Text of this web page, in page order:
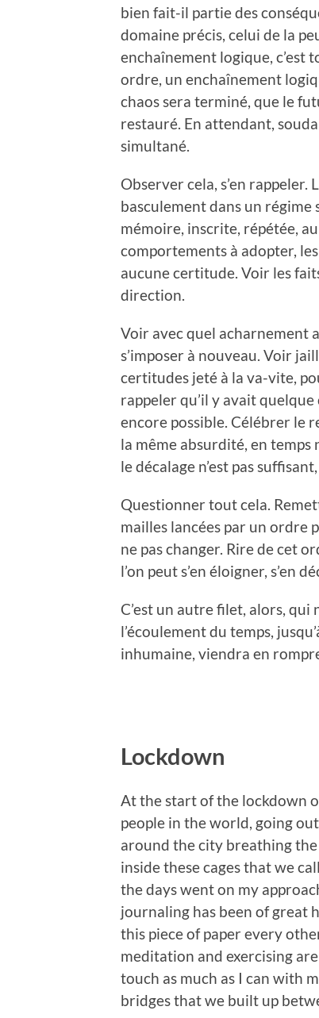
bien fait-il partie des
domaine précis, celui de la
enchaînement logique, c’est
ordre, un enchaînement
chaos sera terminé, que le
restauré. En attendant,
simultané.
Observer cela, s’en
basculement dans un
mémoire, inscrite, répétée,
comportements à adopter,
aucune certitude. Voir les
direction.
Voir avec quel acharnement
s’imposer à nouveau. Voir
certitudes jeté à la va-vite,
rappeler qu’il y avait
encore possible. Célébrer le
la même absurdité, en temps
le décalage n’est pas
Questionner tout cela.
mailles lancées par un ordre
ne pas changer. Rire de cet
l’on peut s’en éloigner, s’en
C’est un autre filet, alors,
l’écoulement du temps,
inhumaine, viendra en
Lockdown
At the start of the lockdown
people in the world, going
around the city breathing
inside these cages that we
the days went on my
journaling has been of great
this piece of paper every
meditation and exercising
touch as much as I can with
bridges that we built up